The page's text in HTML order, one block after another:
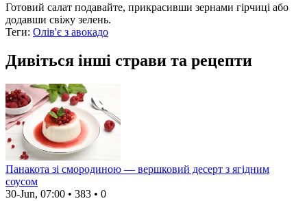
Готовий салат подавайте, прикрасивши зернами гірчиці або
додавши свіжу зелень.
Теги: Олів'є з авокадо
Дивіться інші страви та рецепти
Панакота зі смородиною — вершковий десерт з ягідним
соусом
30-Jun, 07:00 • 383 • 0